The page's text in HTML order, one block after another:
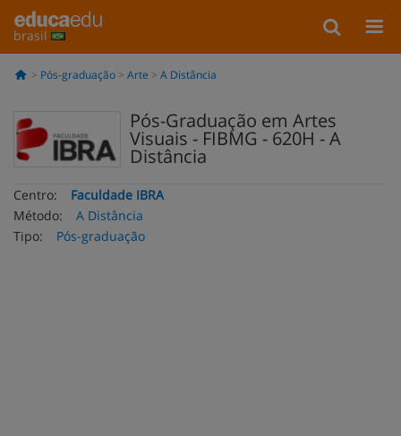
brasil
Pós-graduação Arte A Distância
Pós-Graduação em Artes
Visuais - FIBMG - 620H - A
Distância
Centro:
Faculdade IBRA
Método:
A Distância
Tipo:
Pós-graduação